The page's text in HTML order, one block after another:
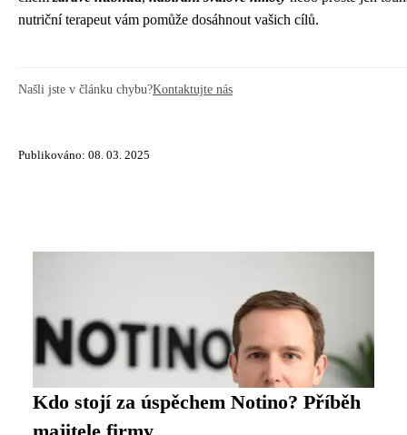
nutriční terapeut vám pomůže dosáhnout vašich cílů.
Našli jste v článku chybu?Kontaktujte nás
Publikováno: 08. 03. 2025
Kdo stojí za úspěchem Notino? Příběh